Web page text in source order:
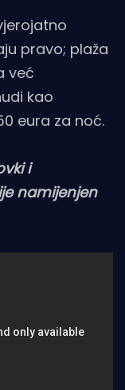
pravo; plaža
već
kao
eura za noć.
i
namijenjen